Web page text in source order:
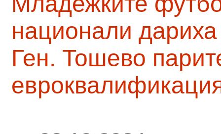
национали
Ген. Тошево